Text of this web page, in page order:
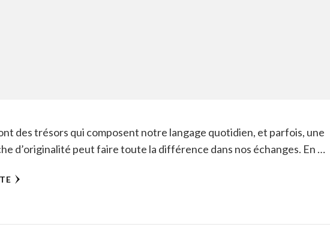
des trésors qui composent notre langage quotidien, et parfois, une
d’originalité peut faire toute la différence dans nos échanges. En …